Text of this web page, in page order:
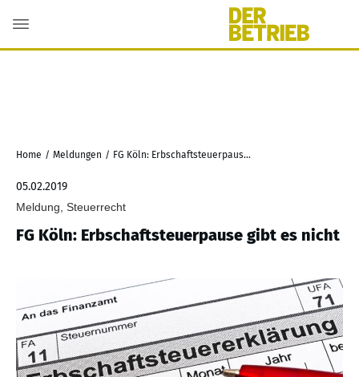
Home / Meldungen / FG Köln: Erbschaftsteuerpause gibt es nicht
05.02.2019
Meldung, Steuerrecht
FG Köln: Erbschaftsteuerpause gibt es nicht